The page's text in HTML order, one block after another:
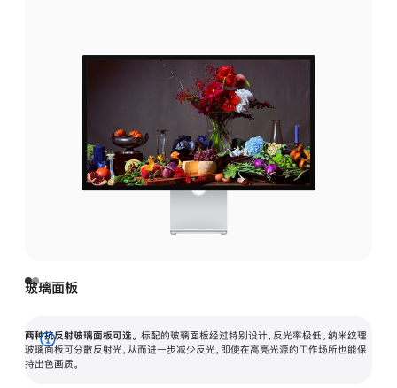
玻璃面板
两种抗反射玻璃面板可选。 标配的玻璃面板经过特别设计，反光率极低。纳米纹理
玻璃面板可分散反射光，从而进一步减少反光，即使在高亮光源的工作场所也能保
持出色画质。
展
开